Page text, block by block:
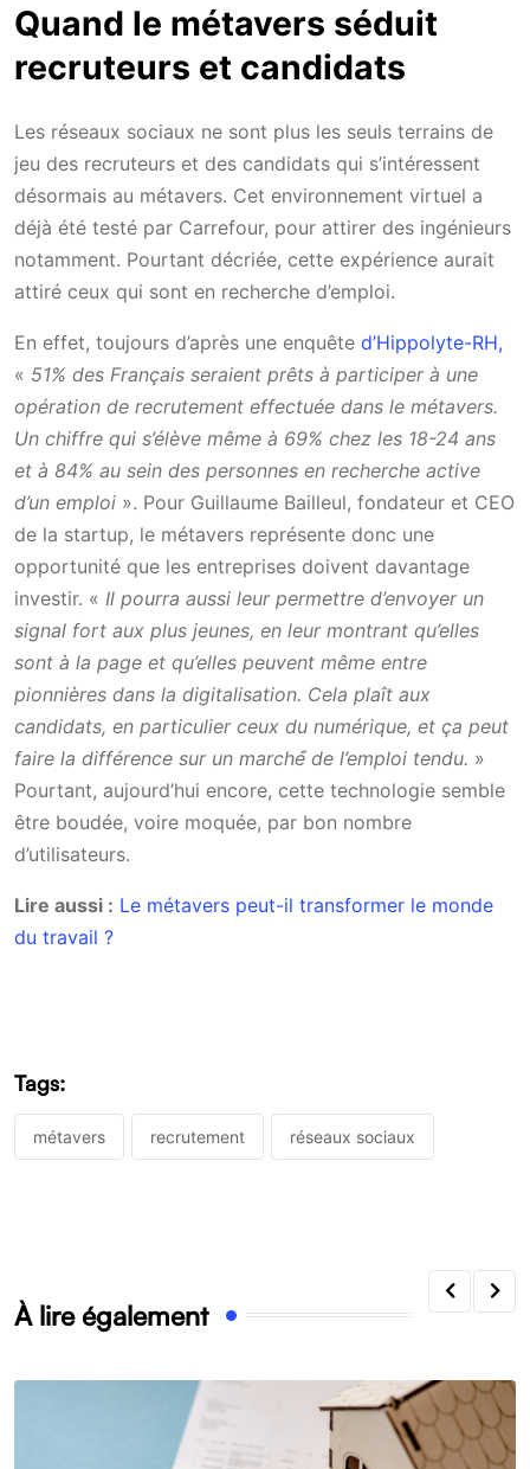
Quand le métavers séduit
recruteurs et candidats
Les réseaux sociaux ne sont plus les seuls terrains de
jeu des recruteurs et des candidats qui s’intéressent
désormais au métavers. Cet environnement virtuel a
déjà été testé par Carrefour, pour attirer des ingénieurs
notamment. Pourtant décriée, cette expérience aurait
attiré ceux qui sont en recherche d’emploi.
En effet, toujours d’après une enquête d’Hippolyte-RH,
« 51% des Français seraient prêts à participer à une
opération de recrutement effectuée dans le métavers.
Un chiffre qui s’élève même à 69% chez les 18-24 ans
et à 84% au sein des personnes en recherche active
d’un emploi ». Pour Guillaume Bailleul, fondateur et CEO
de la startup, le métavers représente donc une
opportunité que les entreprises doivent davantage
investir. « Il pourra aussi leur permettre d’envoyer un
signal fort aux plus jeunes, en leur montrant qu’elles
sont à la page et qu’elles peuvent même entre
pionnières dans la digitalisation. Cela plaît aux
candidats, en particulier ceux du numérique, et ça peut
faire la différence sur un marché́ de l’emploi tendu. »
Pourtant, aujourd’hui encore, cette technologie semble
être boudée, voire moquée, par bon nombre
d’utilisateurs.
Lire aussi : Le métavers peut-il transformer le monde
du travail ?
Tags:
métavers recrutement réseaux sociaux
À lire également